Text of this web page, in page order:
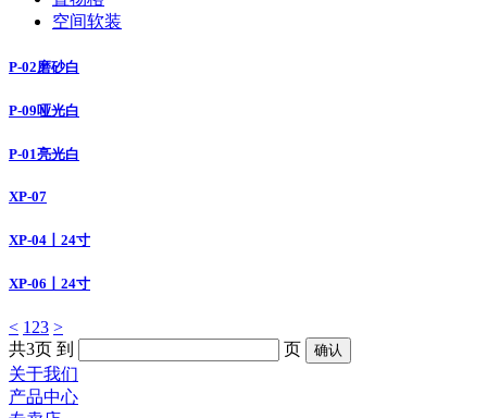
空间软装
P-02磨砂白
P-09哑光白
P-01亮光白
XP-07
XP-04丨24寸
XP-06丨24寸
< 1 23 >
共3页 到
页
关于我们
产品中心